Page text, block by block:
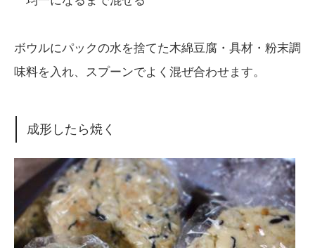
ボウルにパックの水を捨てた木綿豆腐・具材・粉末調
味料を入れ、スプーンでよく混ぜ合わせます。
成形したら焼く